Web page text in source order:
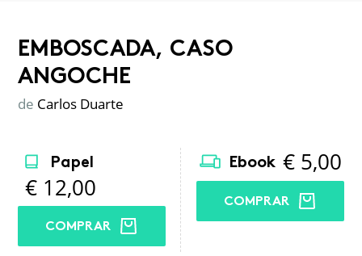
EMBOSCADA, CASO
ANGOCHE
de Carlos Duarte
Papel
€ 12,00
COMPRAR
Ebook € 5,00
COMPRAR